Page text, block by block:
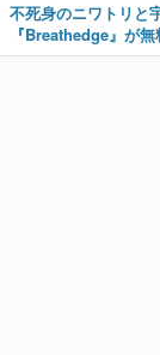
不死身のニワトリと
『Breathedge』が